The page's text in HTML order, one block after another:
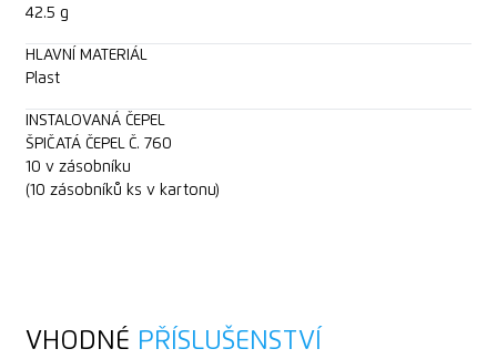
42.5 g
HLAVNÍ MATERIÁL
Plast
INSTALOVANÁ ČEPEL
ŠPIČATÁ ČEPEL Č. 760
10 v zásobníku
(10 zásobníků ks v kartonu)
VHODNÉ PŘÍSLUŠENSTVÍ